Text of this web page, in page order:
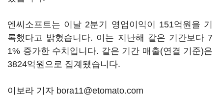
엔씨소프트는 이날 2분기 영업이익이 151억원을 기
록했다고 밝혔습니다. 이는 지난해 같은 기간보다 7
1% 증가한 수치입니다. 같은 기간 매출(연결 기준)은
3824억원으로 집계됐습니다.
이보라 기자 bora11@etomato.com